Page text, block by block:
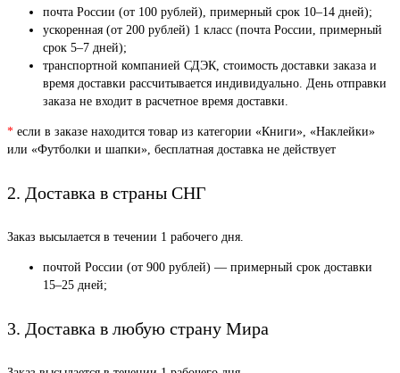
почта России (от 100 рублей), примерный срок 10–14 дней);
ускоренная (от 200 рублей) 1 класс (почта России, примерный
срок 5–7 дней);
транспортной компанией СДЭК, стоимость доставки заказа и
время доставки рассчитывается индивидуально. День отправки
заказа не входит в расчетное время доставки.
* если в заказе находится товар из категории «Книги», «Наклейки»
или «Футболки и шапки», бесплатная доставка не действует
2. Доставка в страны СНГ
Заказ высылается в течении 1 рабочего дня.
почтой России (от 900 рублей) — примерный срок доставки
15–25 дней;
3. Доставка в любую страну Мира